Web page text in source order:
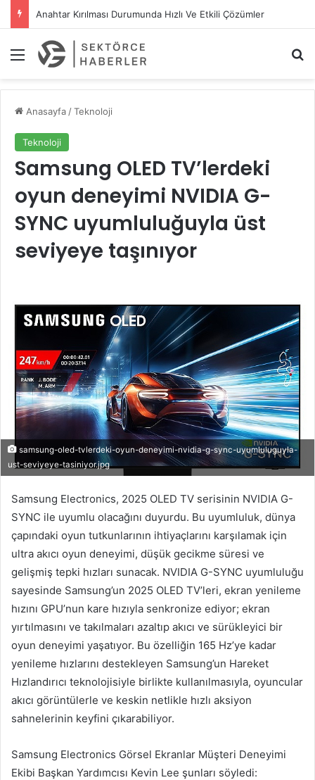
Anahtar Kırılması Durumunda Hızlı Ve Etkili Çözümler
Menü
Anasayfa/Teknoloji
Teknoloji
Samsung OLED TV’lerdeki
oyun deneyimi NVIDIA G-
SYNC uyumluluğuyla üst
seviyeye taşınıyor
samsung-oled-tvlerdeki-oyun-deneyimi-nvidia-g-sync-uyumluluguyla-
ust-seviyeye-tasiniyor.jpg
Samsung Electronics, 2025 OLED TV serisinin NVIDIA G-
SYNC ile uyumlu olacağını duyurdu. Bu uyumluluk, dünya
çapındaki oyun tutkunlarının ihtiyaçlarını karşılamak için
ultra akıcı oyun deneyimi, düşük gecikme süresi ve
gelişmiş tepki hızları sunacak. NVIDIA G-SYNC uyumluluğu
sayesinde Samsung’un 2025 OLED TV’leri, ekran yenileme
hızını GPU’nun kare hızıyla senkronize ediyor; ekran
yırtılmasını ve takılmaları azaltıp akıcı ve sürükleyici bir
oyun deneyimi yaşatıyor. Bu özelliğin 165 Hz’ye kadar
yenileme hızlarını destekleyen Samsung’un Hareket
Hızlandırıcı teknolojisiyle birlikte kullanılmasıyla, oyuncular
akıcı görüntülerle ve keskin netlikle hızlı aksiyon
sahnelerinin keyfini çıkarabiliyor.
Samsung Electronics Görsel Ekranlar Müşteri Deneyimi
Ekibi Başkan Yardımcısı Kevin Lee şunları söyledi: